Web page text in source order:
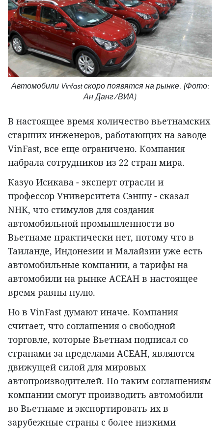
Автомобили Vinfast скоро появятся на рынке. (Фото:
Ан Данг/ВИА)
В настоящее время количество вьетнамских
старших инженеров, работающих на заводе
VinFast, все еще ограничено. Компания
набрала сотрудников из 22 стран мира.
Казуо Исикава - эксперт отрасли и
профессор Университета Сэншу - сказал
NHK, что стимулов для создания
автомобильной промышленности во
Вьетнаме практически нет, потому что в
Таиланде, Индонезии и Малайзии уже есть
автомобильные компании, а тарифы на
автомобили на рынке АСЕАН в настоящее
время равны нулю.
Но в VinFast думают иначе. Компания
считает, что соглашения о свободной
торговле, которые Вьетнам подписал со
странами за пределами АСЕАН, являются
движущей силой для мировых
автопроизводителей. По таким соглашениям
компании смогут производить автомобили
во Вьетнаме и экспортировать их в
зарубежные страны с более низкими